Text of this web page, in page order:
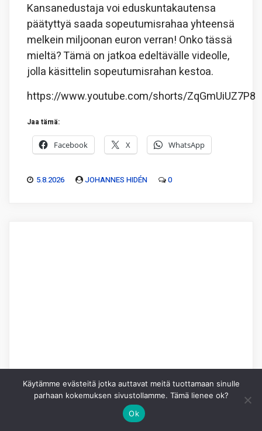
Kansanedustaja voi eduskuntakautensa
päätyttyä saada sopeutumisrahaa yhteensä
melkein miljoonan euron verran! Onko tässä
mieltä? Tämä on jatkoa edeltävälle videolle,
jolla käsittelin sopeutumisrahan kestoa.
https://www.youtube.com/shorts/ZqGmUiUZ7P8
Jaa tämä:
Facebook X WhatsApp
5.8.2026 JOHANNES HIDÉN 0
Käytämme evästeitä jotka auttavat meitä tuottamaan sinulle
parhaan kokemuksen sivustollamme. Tämä lienee ok?
Ok